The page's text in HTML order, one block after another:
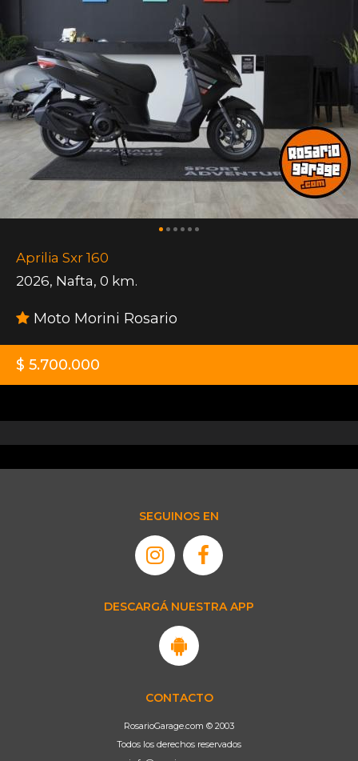
Aprilia Sxr 160
2026, Nafta, 0 km.
Moto Morini Rosario
$ 5.700.000
SEGUINOS EN
DESCARGÁ NUESTRA APP
CONTACTO
RosarioGarage.com © 2003
Todos los derechos reservados